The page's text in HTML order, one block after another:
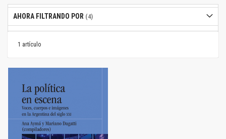
1 artículo
AHORA FILTRANDO POR